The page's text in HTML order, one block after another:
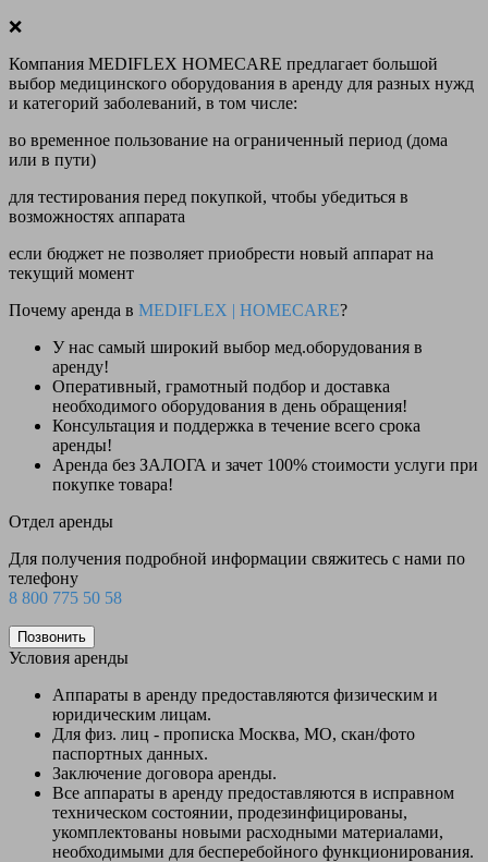
❌
Компания MEDIFLEX HOMECARE предлагает большой
выбор медицинского оборудования в аренду для разных нужд
и категорий заболеваний, в том числе:
во временное пользование на ограниченный период (дома
или в пути)
для тестирования перед покупкой, чтобы убедиться в
возможностях аппарата
если бюджет не позволяет приобрести новый аппарат на
текущий момент
Почему аренда в MEDIFLEX | HOMECARE?
У нас самый широкий выбор мед.оборудования в
аренду!
Оперативный, грамотный подбор и доставка
необходимого оборудования в день обращения!
Консультация и поддержка в течение всего срока
аренды!
Аренда без ЗАЛОГА и зачет 100% стоимости услуги при
покупке товара!
Отдел аренды
Для получения подробной информации свяжитесь с нами по
телефону
8 800 775 50 58
Позвонить
Условия аренды
Аппараты в аренду предоставляются физическим и
юридическим лицам.
Для физ. лиц - прописка Москва, МО, скан/фото
паспортных данных.
Заключение договора аренды.
Все аппараты в аренду предоставляются в исправном
техническом состоянии, продезинфицированы,
укомплектованы новыми расходными материалами,
необходимыми для бесперебойного функционирования.